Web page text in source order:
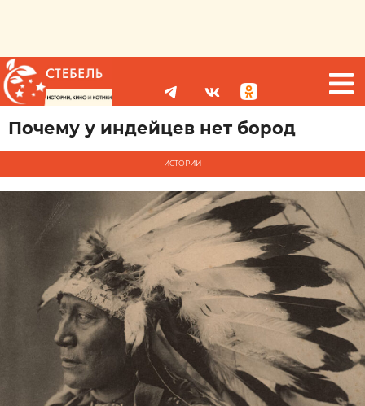
Почему у индейцев нет бород
ИСТОРИИ